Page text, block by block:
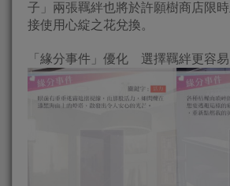
子」兩張羈絆也將於許願樹商店限
接使用心綻之花兌換。
「緣分事件」優化 選擇羈絆更容易